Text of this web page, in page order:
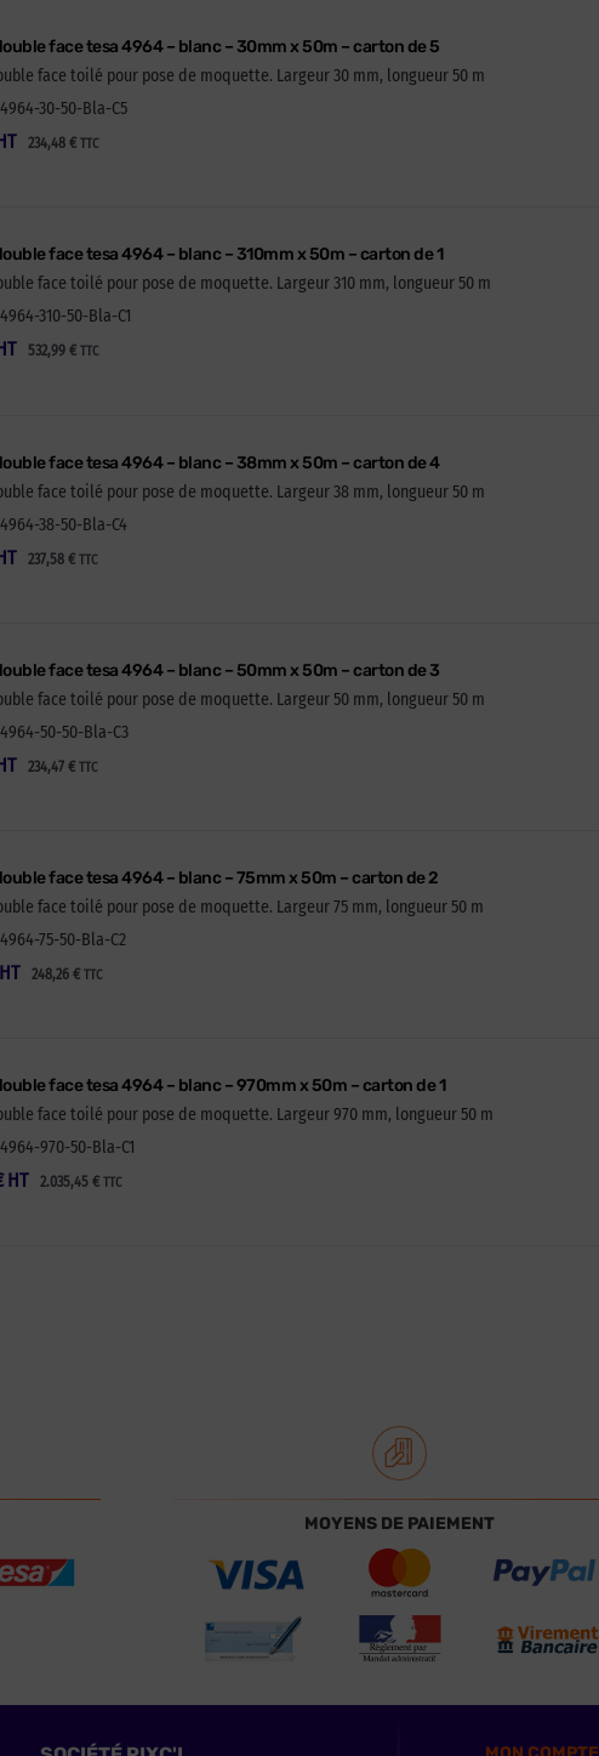
face tesa 4964 – blanc – 30mm x 50m – carton de 5
face toilé pour pose de moquette. Largeur 30 mm, longueur 50 m
30-50-Bla-C5
234,48 €TTC
face tesa 4964 – blanc – 310mm x 50m – carton de 1
face toilé pour pose de moquette. Largeur 310 mm, longueur 50 m
310-50-Bla-C1
532,99 €TTC
face tesa 4964 – blanc – 38mm x 50m – carton de 4
face toilé pour pose de moquette. Largeur 38 mm, longueur 50 m
38-50-Bla-C4
237,58 €TTC
face tesa 4964 – blanc – 50mm x 50m – carton de 3
face toilé pour pose de moquette. Largeur 50 mm, longueur 50 m
50-50-Bla-C3
234,47 €TTC
face tesa 4964 – blanc – 75mm x 50m – carton de 2
face toilé pour pose de moquette. Largeur 75 mm, longueur 50 m
75-50-Bla-C2
248,26 €TTC
HT
face tesa 4964 – blanc – 970mm x 50m – carton de 1
face toilé pour pose de moquette. Largeur 970 mm, longueur 50 m
970-50-Bla-C1
2.035,45 €TTC
HT
MOYENS DE PAIEMENT